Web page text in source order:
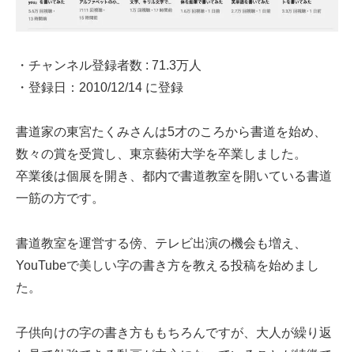
・チャンネル登録者数 : 71.3万人
・登録日： 2010/12/14 に登録
書道家の東宮たくみさんは5才のころから書道を始め、
数々の賞を受賞し、東京藝術大学を卒業しました。
卒業後は個展を開き、都内で書道教室を開いている書道
一筋の方です。
書道教室を運営する傍、テレビ出演の機会も増え、
YouTubeで美しい字の書き方を教える投稿を始めまし
た。
子供向けの字の書き方ももちろんですが、大人が繰り返